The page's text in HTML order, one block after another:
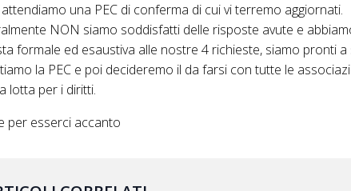
una PEC di conferma di cui vi terremo aggiornati.
NON siamo soddisfatti delle risposte avute e
formale ed esaustiva alle nostre 4 richieste, siamo pronti
la PEC e poi decideremo il da farsi con tutte le
lotta per i diritti.
per esserci accanto